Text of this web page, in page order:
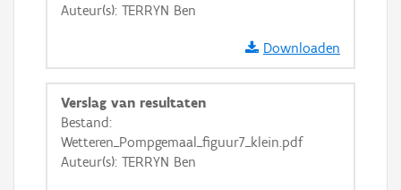
OSM-Basiskaart
GRB-Basiskaart
GRB-Basiskaart in grijswaarden
Auteur(s): TERRYN Ben
Downloaden
Verslag van resultaten
Bestand:
Wetteren_Pompgemaal_figuur7_klein.pdf
Auteur(s): TERRYN Ben